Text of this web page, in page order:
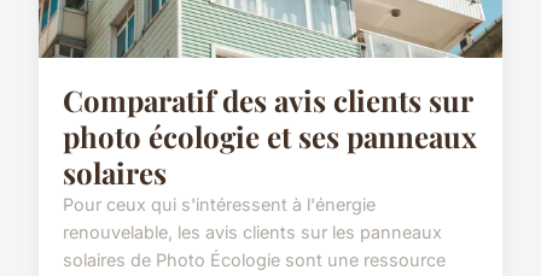
Comparatif des avis clients sur
photo écologie et ses panneaux
solaires
Pour ceux qui s'intéressent à l'énergie
renouvelable, les avis clients sur les panneaux
solaires de Photo Écologie sont une ressource